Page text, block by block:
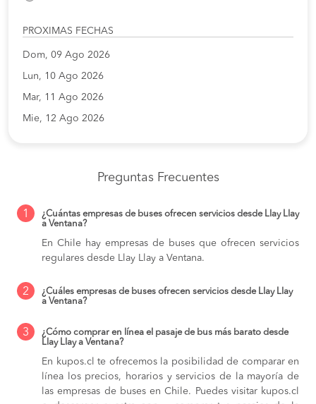
PROXIMAS FECHAS
Dom, 09 Ago 2026
Lun, 10 Ago 2026
Mar, 11 Ago 2026
Mie, 12 Ago 2026
Preguntas Frecuentes
1
¿Cuántas empresas de buses ofrecen servicios desde Llay Llay
a Ventana?
En Chile hay empresas de buses que ofrecen servicios
regulares desde Llay Llay a Ventana.
2
¿Cuáles empresas de buses ofrecen servicios desde Llay Llay
a Ventana?
3
¿Cómo comprar en línea el pasaje de bus más barato desde
Llay Llay a Ventana?
En kupos.cl te ofrecemos la posibilidad de comparar en
línea los precios, horarios y servicios de la mayoría de
las empresas de buses en Chile. Puedes visitar kupos.cl